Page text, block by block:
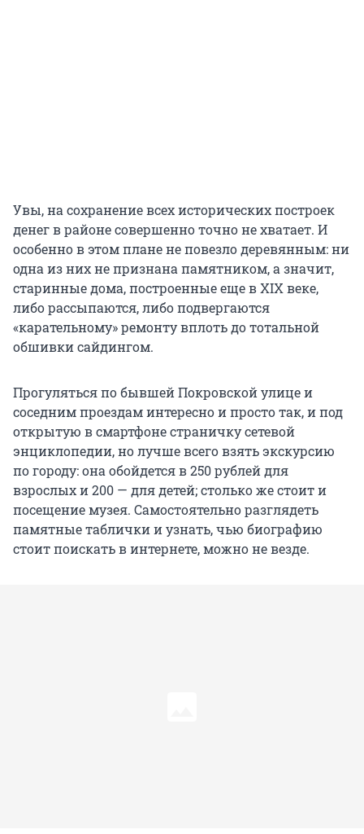
Увы, на сохранение всех исторических построек
денег в районе совершенно точно не хватает. И
особенно в этом плане не повезло деревянным: ни
одна из них не признана памятником, а значит,
старинные дома, построенные еще в XIX веке,
либо рассыпаются, либо подвергаются
«карательному» ремонту вплоть до тотальной
обшивки сайдингом.
Прогуляться по бывшей Покровской улице и
соседним проездам интересно и просто так, и под
открытую в смартфоне страничку сетевой
энциклопедии, но лучше всего взять экскурсию
по городу: она обойдется в 250 рублей для
взрослых и 200 — для детей; столько же стоит и
посещение музея. Самостоятельно разглядеть
памятные таблички и узнать, чью биографию
стоит поискать в интернете, можно не везде.